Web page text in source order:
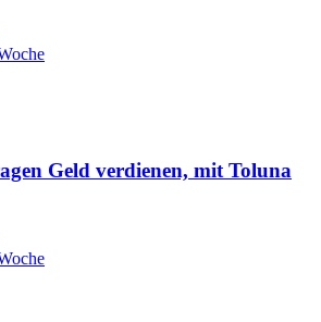
Geld verdienen, mit Toluna